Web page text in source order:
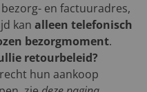
en factuuradres,
kan alleen telefonisch
bezorgmoment.
retourbeleid?
hun aankoop